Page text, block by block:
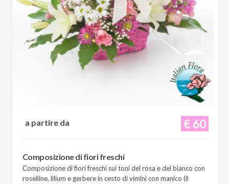
€ 60
a partire da
Composizione di fiori freschi
Composizione di fiori freschi sui toni del rosa e del bianco con
roselline, lilium e gerbere in cesto di vimini con manico (il